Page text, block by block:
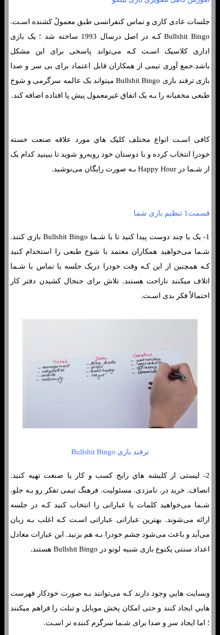
جلسات عادی کاری و تماس کنفرانسی طبق معمولً کشنده اسـت.
Bullshit Bingo کـه در اصل درسال 1993 ساخته شد ؛ یک بازی
اداری کلاسیک اسـت کـه می‌تواند پاسخی برای این مشکل
باشد.جمع آوری تیمی از همکاران قابل اعتماد برای بی سر و صدا
بازی ترفند بازی Bullshit Bingo میتواند یک عالمه سرگرمی و شوخ
طبعی مخفیانه را بـه یک اتفاق غیرمعمول پیش پا افتاده اضافه کند.
کافی اسـت انواع مختلف کلیک هاي‌ مورد علاقه صنعت خسته
خودرا انتخاب کرده و با دوستان خود روبه‌رو شوید تا ببینید کدام یک
از شـما در Happy Hour بـه صورت رایگان می‌نوشید.
قسمت1 تنظیم بازی شما
1- یک یا چند دوست پیدا کنید تا با شـما Bullshit Bingo بازی کنند.
شـما می‌خواهید همکاران معتمد با شوخ طبعی را استخدام کنید
کـه همچنین از این کـه وقت خودرا دریک جلسه یا تماس با شـما
اتلاف میکنند ناراحت هستند. تلاش برای جنجال کشیدن دفتر کار
احتمالاً فکر بدی اسـت.
ترفند بازی Bullshit Bingo
2- لیستی از کلیشه هاي‌ رایج کسب و کار یا صنعت تهیه کنید.
انصاف. خرید در. نامزدی. مسئوليت. فرهنگ تیمی تفکر رو بـه جلو.
شـما می‌خواهید کلمات یا عباراتی را انتخاب کنید کـه در جلسه
ارائه می‌شوند. بهترین عباراتی عباراتی اسـت کـه اغلب بـه زبان
می‌آید و باعث می‌شود چشم خودرا بـه هم بزنید. این عبارات معادل
اعداد سنتی یکنوع بازی شبیه لوتو در Bullshit Bingo هستند.
وبسایت هایي وجود دارند کـه می‌توانند بـه صورت خودکار فهرست
هایي ایجاد کنند و حتی امکان پخش موبایل و تبلت را فراهم میکنند
؛ اما ایجاد سر و صدا برای شـما سرگرم کننده تر اسـت.